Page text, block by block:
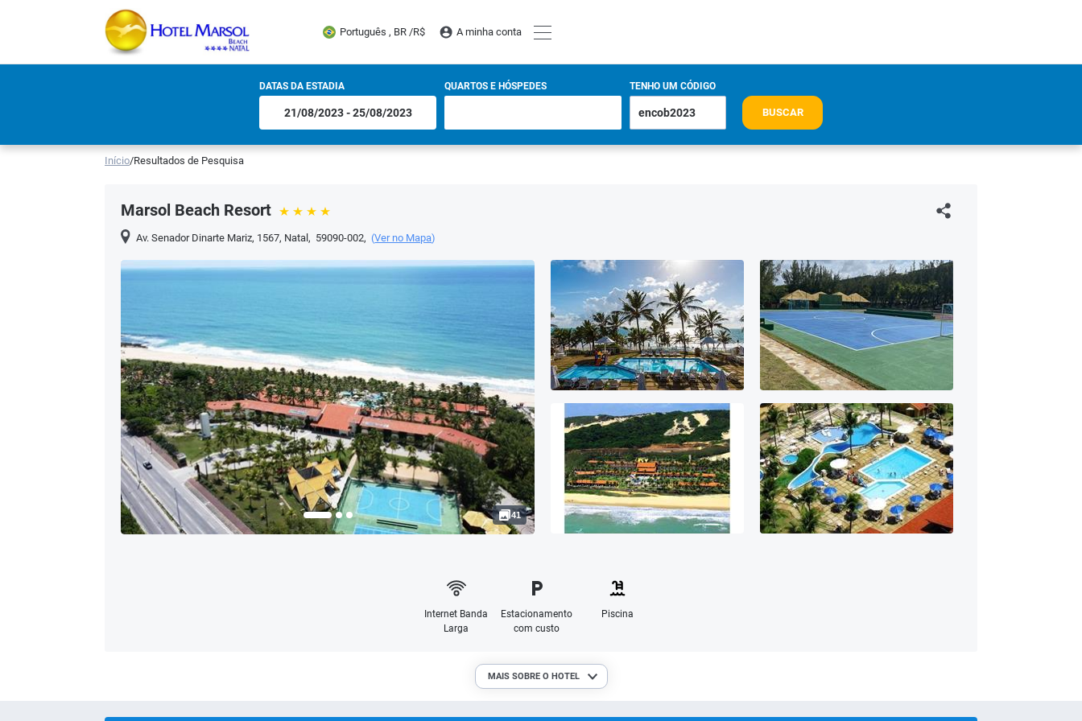
Português , BR /R$ A minha conta
DATAS DA ESTADIA QUARTOS E HÓSPEDES TENHO UM CÓDIGO
BUSCAR
Início/Resultados de Pesquisa
Marsol Beach Resort
Av. Senador Dinarte Mariz, 1567, Natal, 59090-002, (Ver no Mapa)
41
Internet Banda
Larga
Estacionamento
com custo
Piscina
MAIS SOBRE O HOTEL